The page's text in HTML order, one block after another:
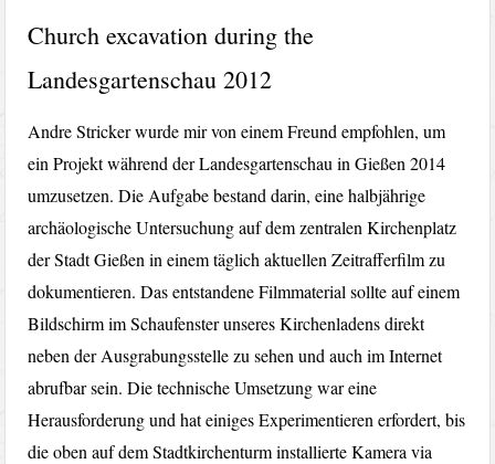
Church excavation during the
Landesgartenschau 2012
Andre Stricker wurde mir von einem Freund empfohlen, um
ein Projekt während der Landesgartenschau in Gießen 2014
umzusetzen. Die Aufgabe bestand darin, eine halbjährige
archäologische Untersuchung auf dem zentralen Kirchenplatz
der Stadt Gießen in einem täglich aktuellen Zeitrafferfilm zu
dokumentieren. Das entstandene Filmmaterial sollte auf einem
Bildschirm im Schaufenster unseres Kirchenladens direkt
neben der Ausgrabungsstelle zu sehen und auch im Internet
abrufbar sein. Die technische Umsetzung war eine
Herausforderung und hat einiges Experimentieren erfordert, bis
die oben auf dem Stadtkirchenturm installierte Kamera via